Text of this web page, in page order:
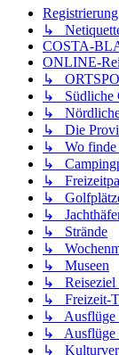
↳
COSTA-
ONLINE-
↳
↳ Südliche
↳ Nördliche
↳ Die
↳ Wo finde
↳
↳
↳
↳
↳ Strände
↳
↳ Museen
↳ Reiseziel
↳ Freizeit-
↳ Ausflüge
↳ Ausflüge
↳